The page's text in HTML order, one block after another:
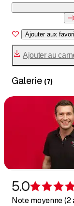
Ajouter aux
Ajouter au
Galerie (7)
5.0
Note moyenne (2